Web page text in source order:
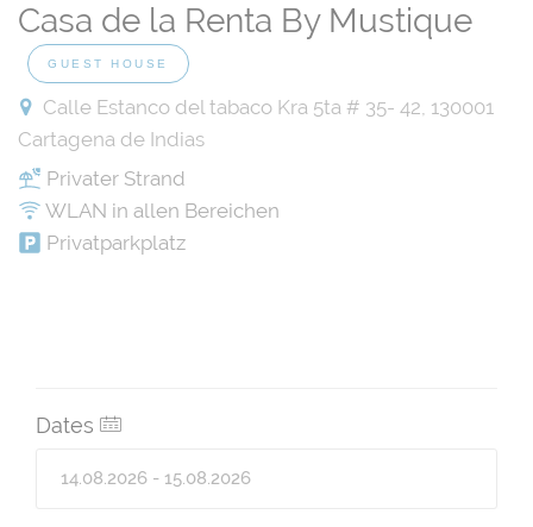
Casa de la Renta By Mustique
GUEST HOUSE
Calle Estanco del tabaco Kra 5ta # 35- 42, 130001
Cartagena de Indias
Privater Strand
WLAN in allen Bereichen
Privatparkplatz
Dates